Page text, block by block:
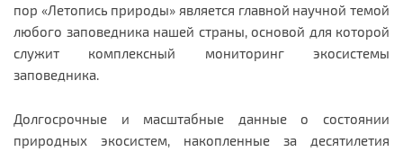
пор «Летопись природы» является главной научной темой
любого заповедника нашей страны, основой для которой
служит комплексный мониторинг экосистемы
заповедника.
Долгосрочные и масштабные данные о состоянии
природных экосистем, накопленные за десятилетия